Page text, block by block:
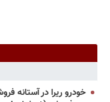
خودرو ریرا در آستانه